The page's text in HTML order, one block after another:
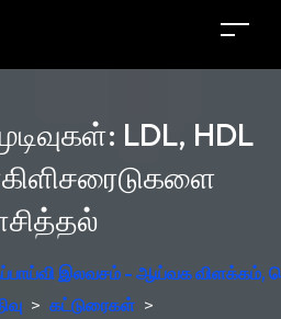
LDL, HDL
இலவசம் - ஆய்வக விளக்கம்,
> கட்டுரைகள் >